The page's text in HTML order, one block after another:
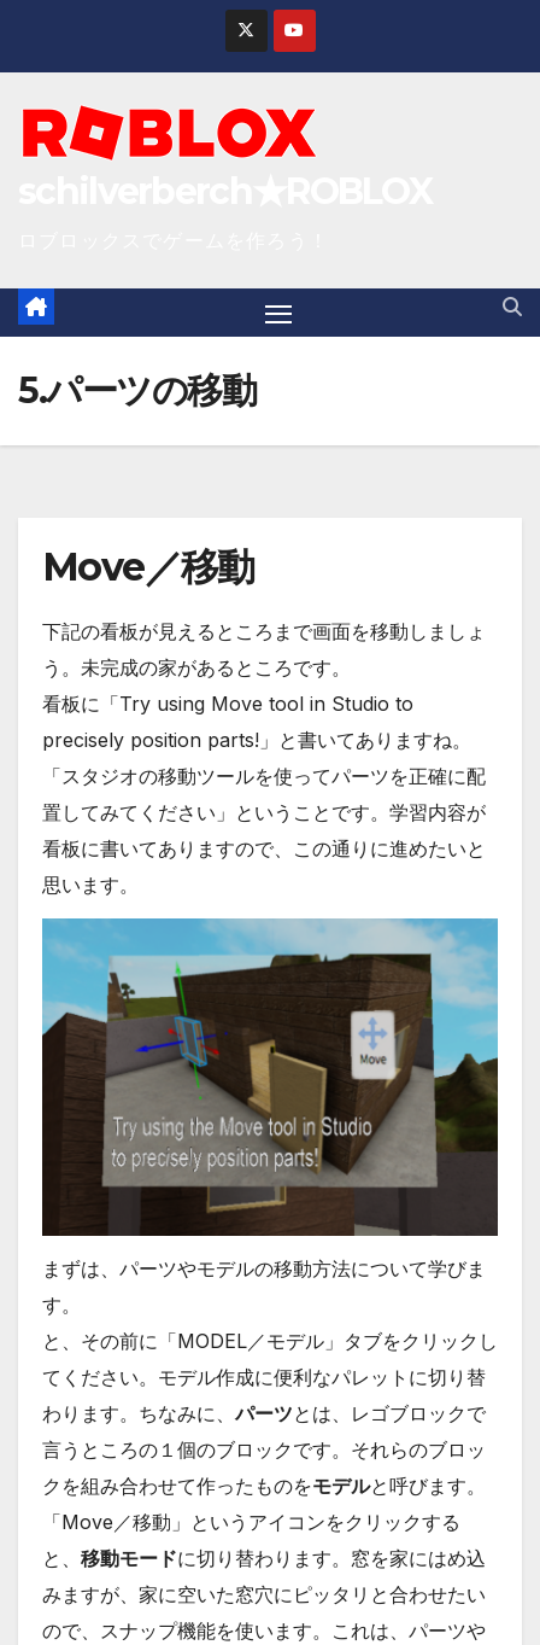
t
t
5.パーツの移動
Move／移動
下記の看板が見えるところまで画面を移動しましょ
う。未完成の家があるところです。
看板に「Try using Move tool in Studio to
precisely position parts!」と書いてありますね。
「スタジオの移動ツールを使ってパーツを正確に配
置してみてください」ということです。学習内容が
看板に書いてありますので、この通りに進めたいと
思います。
まずは、パーツやモデルの移動方法について学びま
す。
と、その前に「MODEL／モデル」タブをクリックし
てください。モデル作成に便利なパレットに切り替
わります。ちなみに、パーツとは、レゴブロックで
言うところの１個のブロックです。それらのブロッ
クを組み合わせて作ったものをモデルと呼びます。
「Move／移動」というアイコンをクリックする
と、 移動モードに切り替わります。窓を家にはめ込
みますが、家に空いた窓穴にピッタリと合わせたい
ので、スナップ機能を使います。これは、パーツや